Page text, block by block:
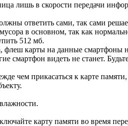
лишь в скорости передачи
ответить сами, так сами
в основном, так как
512 мб.
флеш карты на данные
видеть не станет.
чем прикасаться к карте памяти,
карту памяти во время